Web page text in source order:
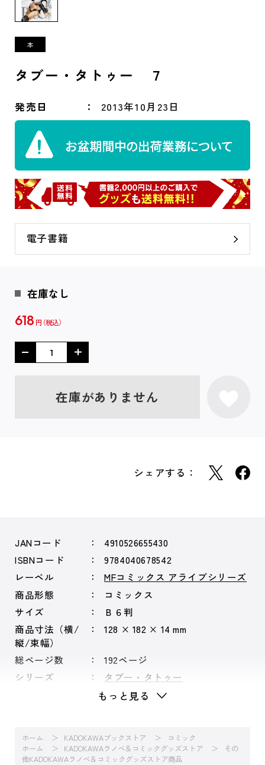
タブー・タトゥー ７
発売日 2013年10月23日
電子書籍
在庫なし
618 円
在庫がありません
シェアする：
JANコード
4910526655430
ISBNコード
9784040678542
レーベル
MFコミックス アライブシリーズ
商品形態
コミックス
サイズ
Ｂ６判
商品寸法（横/
縦/束幅）
128 × 182 × 14 mm
総ページ数
192ページ
シリーズ
タブー・タトゥー
もっと見る
ホーム KADOKAWAブックストア
コミック
ホーム
KADOKAWAラノベ＆コミックグッズストア
その
他KADOKAWAラノベ＆コミックグッズストア商品